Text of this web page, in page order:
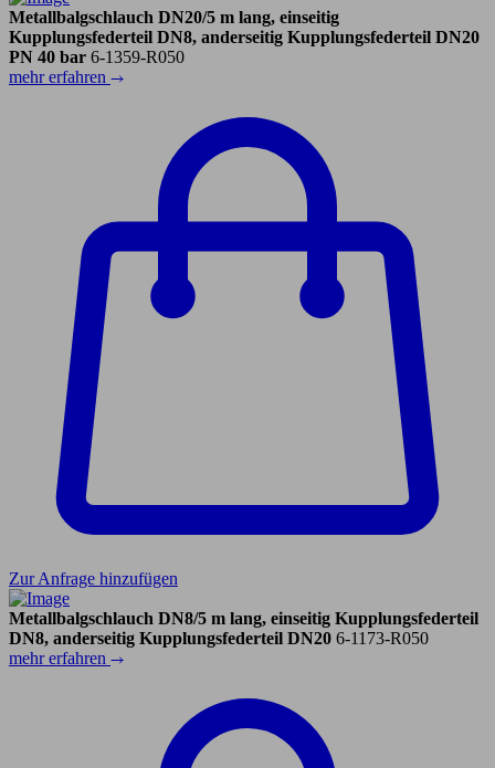
Metallbalgschlauch DN20/5 m lang, einseitig
Kupplungsfederteil DN8, anderseitig Kupplungsfederteil DN20
PN 40 bar 6-1359-R050
mehr erfahren
Zur Anfrage hinzufügen
Metallbalgschlauch DN8/5 m lang, einseitig Kupplungsfederteil
DN8, anderseitig Kupplungsfederteil DN20 6-1173-R050
mehr erfahren